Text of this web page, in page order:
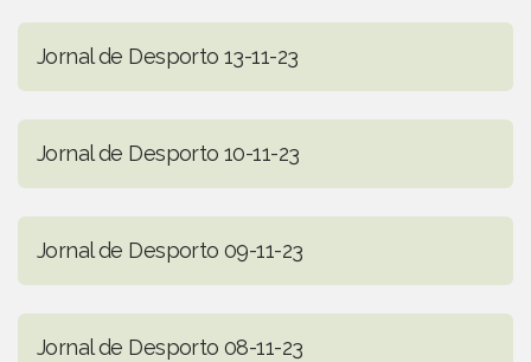
Jornal de Desporto 13-11-23
Jornal de Desporto 10-11-23
Jornal de Desporto 09-11-23
Jornal de Desporto 08-11-23